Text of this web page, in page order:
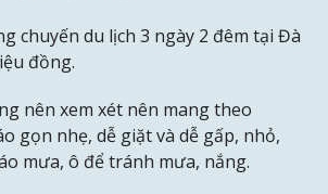
chuyến du lịch 3 ngày 2 đêm tại Đà
đồng.
nên xem xét nên mang theo
gọn nhẹ, dễ giặt và dễ gấp, nhỏ,
mưa, ô để tránh mưa, nắng.